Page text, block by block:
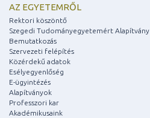
AZ EGYETEMRŐL
Rektori köszöntő
Szegedi Tudományegyetemért Alapítvány
Bemutatkozás
Szervezeti felépítés
Közérdekű adatok
Esélyegyenlőség
E-ügyintézés
Alapítványok
Professzori kar
Akadémikusaink